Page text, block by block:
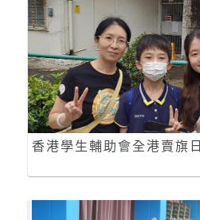
香港學生輔助會全港賣旗日